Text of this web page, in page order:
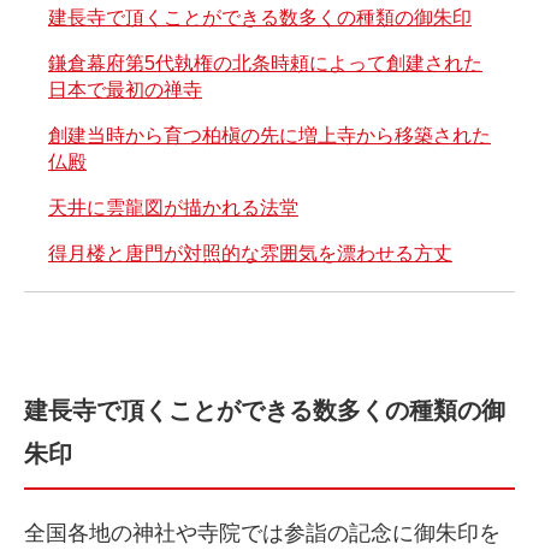
建長寺で頂くことができる数多くの種類の御朱印
鎌倉幕府第5代執権の北条時頼によって創建された
日本で最初の禅寺
創建当時から育つ柏槇の先に増上寺から移築された
仏殿
天井に雲龍図が描かれる法堂
得月楼と唐門が対照的な雰囲気を漂わせる方丈
建長寺で頂くことができる数多くの種類の御
朱印
全国各地の神社や寺院では参詣の記念に御朱印を